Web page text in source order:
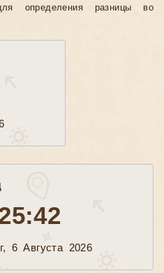
определения разницы во
6 Августа 2026